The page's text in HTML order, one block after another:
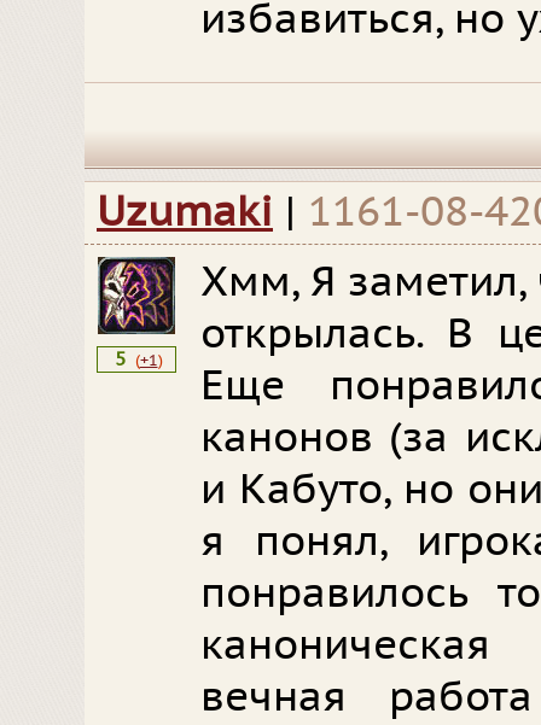
избавиться, но
Uzumaki | 1161-08-
5 (+1)
Хмм, Я заметил,
открылась. В
Еще
канонов (за
и Кабуто, но
я понял,
понравилось
вечная